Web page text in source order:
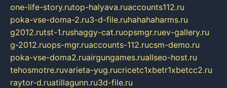
one-life-story.rutop-halyava.ruaccounts112.ru
poka-vse-doma-2.ru3-d-file.ruhahahaharms.ru
g2012.rutst-1.rushaggy-cat.ruopsmgr.ruev-gallery.ru
g-2012.ruops-mgr.ruaccounts-112.rucsm-demo.ru
poka-vse-doma2.ruairgungames.ruallseo-host.ru
tehosmotre.ruvarieta-yug.rucricetc1xbetr1xbetcc2.ru
raytor-d.ruatillagunn.ru3d-file.ru